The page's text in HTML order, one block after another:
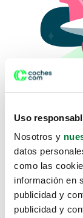
Uso
Nosotros y
datos
como las
información en
publicidad y
publicidad y
Lo
te